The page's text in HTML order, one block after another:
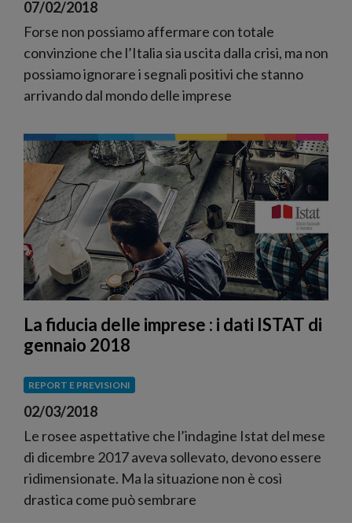
07/02/2018
Forse non possiamo affermare con totale
convinzione che l’Italia sia uscita dalla crisi, ma non
possiamo ignorare i segnali positivi che stanno
arrivando dal mondo delle imprese
La fiducia delle imprese : i dati ISTAT di
gennaio 2018
REPORT E PREVISIONI
02/03/2018
Le rosee aspettative che l’indagine Istat del mese
di dicembre 2017 aveva sollevato, devono essere
ridimensionate. Ma la situazione non è così
drastica come può sembrare